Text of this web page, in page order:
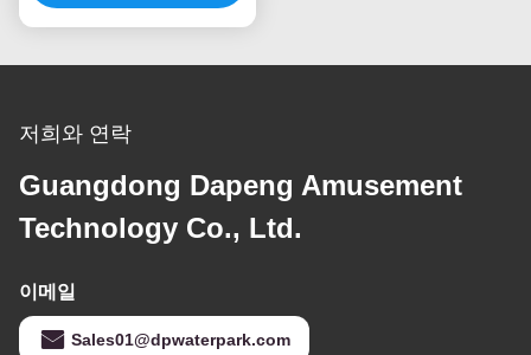
저희와 연락
Guangdong Dapeng Amusement
Technology Co., Ltd.
이메일
Sales01@dpwaterpark.com